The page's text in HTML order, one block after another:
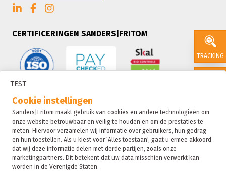
TEST
Cookie instellingen
Sanders|Fritom maakt gebruik van cookies en andere technologieën om
onze website betrouwbaar en veilig te houden en om de prestaties te
meten. Hiervoor verzamelen wij informatie over gebruikers, hun gedrag
en hun toestellen. Als u kiest voor ‘Alles toestaan', gaat u ermee akkoord
dat wij deze informatie delen met derde partijen, zoals onze
marketingpartners. Dit betekent dat uw data misschien verwerkt kan
worden in de Verenigde Staten.
TRACKING
SALES
CERTIFICERINGEN SANDERS|FRITOM